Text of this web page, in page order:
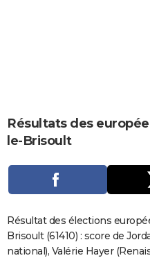
Carte de Noël
Carte Bonne année
Carte Saint-Valentin
Carte Pâques
Carte d'anniversaire
COPAINS D'AVANT
AVIS DE DÉCÈS
FORUM
Résultats des
le-Brisoult
Résultat des élections
Brisoult (61410) : score de
national), Valérie Hayer